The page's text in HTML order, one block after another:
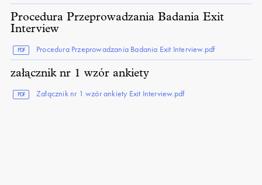
Procedura Przeprowadzania Badania Exit
Interview
PDF Procedura Przeprowadzania Badania Exit Interview.pdf
załącznik nr 1 wzór ankiety
PDF Załącznik nr 1 wzór ankiety Exit Interview.pdf